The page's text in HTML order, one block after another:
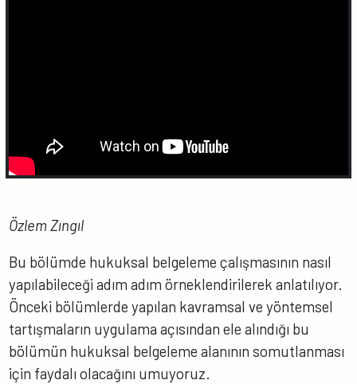
Özlem Zıngıl
Bu bölümde hukuksal belgeleme çalışmasının nasıl
yapılabileceği adım adım örneklendirilerek anlatılıyor.
Önceki bölümlerde yapılan kavramsal ve yöntemsel
tartışmaların uygulama açısından ele alındığı bu
bölümün hukuksal belgeleme alanının somutlanması
için faydalı olacağını umuyoruz.